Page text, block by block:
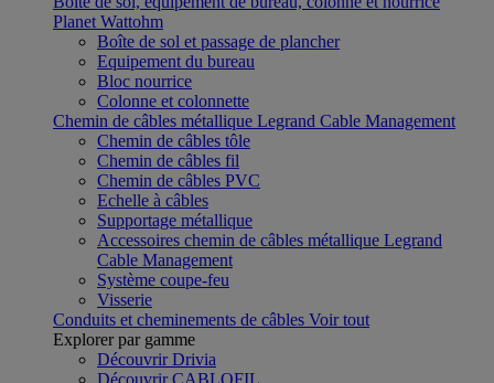
Planet Wattohm
Boîte de sol et passage de plancher
Equipement du bureau
Bloc nourrice
Colonne et colonnette
Chemin de câbles métallique Legrand Cable Management
Chemin de câbles tôle
Chemin de câbles fil
Chemin de câbles PVC
Echelle à câbles
Supportage métallique
Accessoires chemin de câbles métallique Legrand
Cable Management
Système coupe-feu
Visserie
Conduits et cheminements de câbles Voir tout
Explorer par gamme
Découvrir Drivia
Découvrir CABLOFIL